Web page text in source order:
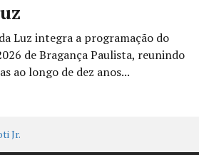
Luz integra a programação do
de Bragança Paulista, reunindo
ao longo de dez anos...